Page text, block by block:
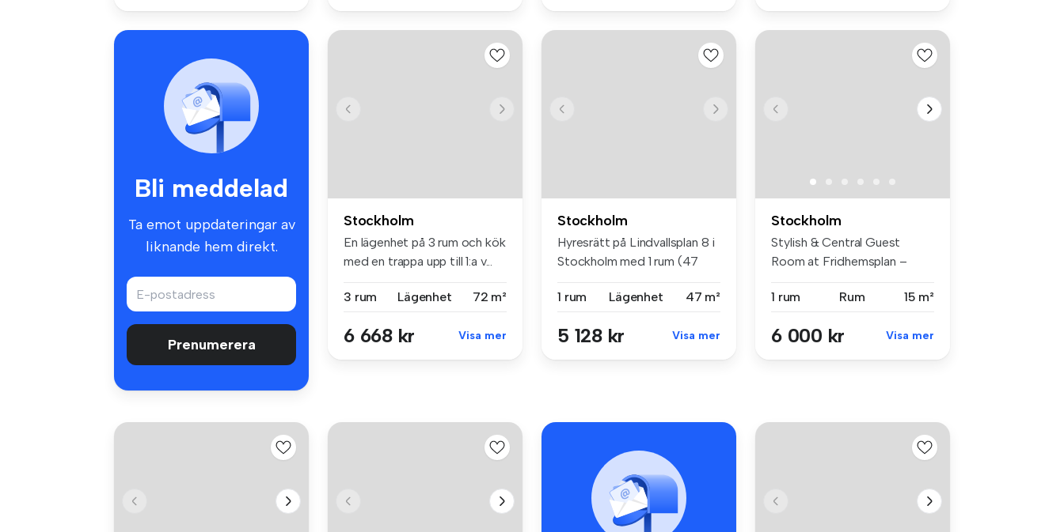
Bli meddelad
Ta emot uppdateringar av
liknande hem direkt.
Prenumerera
Stockholm
En lägenhet på 3 rum och kök
med en trappa upp till 1:a v...
3 rum Lägenhet 72 m²
6 668 kr Visa mer
Stockholm
Hyresrätt på Lindvallsplan 8 i
Stockholm med 1 rum (47
1 rum
Lägenhet 47 m²
5 128 kr Visa mer
Stockholm
Stylish & Central Guest
Room at Fridhemsplan –
1 rum
Rum 15 m²
6 000 kr Visa mer